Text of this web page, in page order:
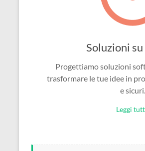
Soluzioni
Progettiamo soluzioni
trasformare le tue idee in
e sicuri.
Leggi